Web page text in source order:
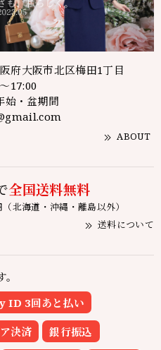
府大阪市北区梅田1丁目
17:00
始・盆期間
ABOUT
全国送料無料
北海道・沖縄・離島以外）
送料について
ID 3回あと払い
決済 銀行振込